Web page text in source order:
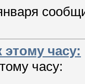
часу:
часу: